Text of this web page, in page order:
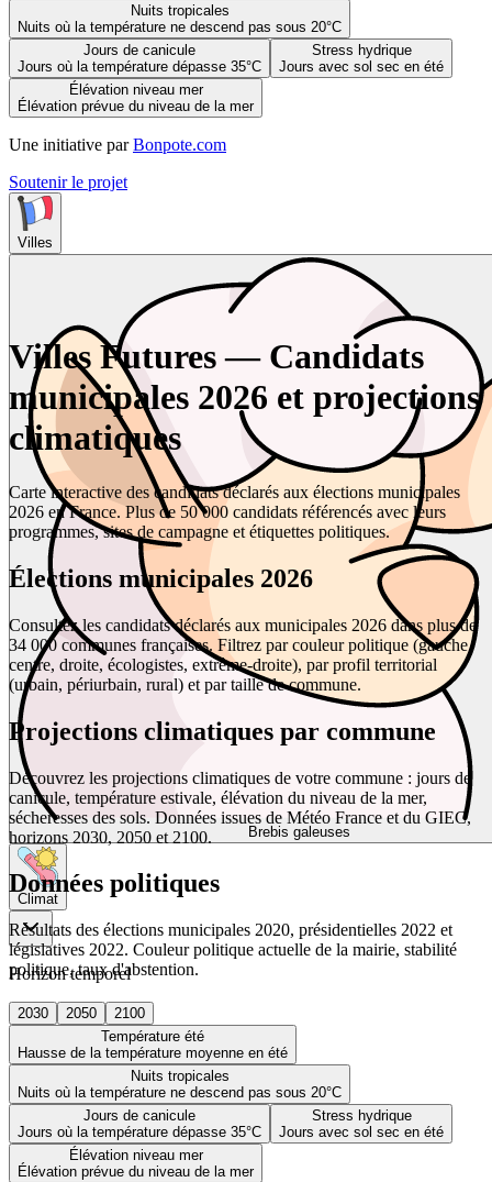
Nuits tropicales
Nuits où la température ne descend pas sous 20°C
Jours de canicule
Jours où la température dépasse 35°C
Stress hydrique
Jours avec sol sec en été
Élévation niveau mer
Élévation prévue du niveau de la mer
Une initiative par Bonpote.com
Soutenir le projet
Villes
Brebis galeuses
Climat
Horizon temporel
2030 2050
2100
Température été
Hausse de la température moyenne en été
Nuits tropicales
Nuits où la température ne descend pas sous 20°C
Jours de canicule
Jours où la température dépasse 35°C
Stress hydrique
Jours avec sol sec en été
Élévation niveau mer
Élévation prévue du niveau de la mer
Villes Futures — Candidats
municipales 2026 et projections
climatiques
Carte interactive des candidats déclarés aux élections municipales
2026 en France. Plus de 50 000 candidats référencés avec leurs
programmes, sites de campagne et étiquettes politiques.
Élections municipales 2026
Consultez les candidats déclarés aux municipales 2026 dans plus de
34 000 communes françaises. Filtrez par couleur politique (gauche,
centre, droite, écologistes, extrême-droite), par profil territorial
(urbain, périurbain, rural) et par taille de commune.
Projections climatiques par commune
Découvrez les projections climatiques de votre commune : jours de
canicule, température estivale, élévation du niveau de la mer,
sécheresses des sols. Données issues de Météo France et du GIEC,
horizons 2030, 2050 et 2100.
Données politiques
Résultats des élections municipales 2020, présidentielles 2022 et
législatives 2022. Couleur politique actuelle de la mairie, stabilité
politique, taux d'abstention.